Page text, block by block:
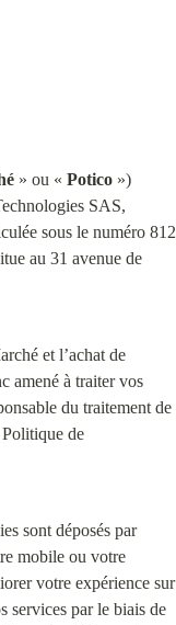
» ou « Potico »)
SAS,
sous le numéro 812
au 31 avenue de
et l’achat de
amené à traiter vos
du traitement de
de
sont déposés par
mobile ou votre
votre expérience sur
services par le biais de